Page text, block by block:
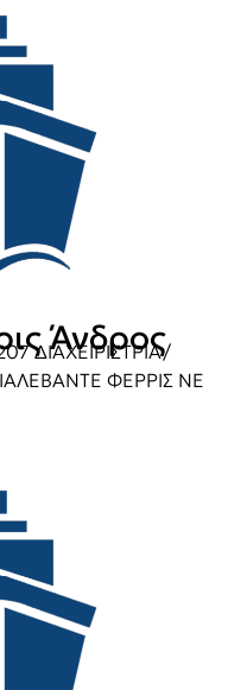
ΔΙΑΧΕΙΡΙΣΤΡΙΑ/
ΦΕΡΡΙΣ ΝΕ
Άνδρος